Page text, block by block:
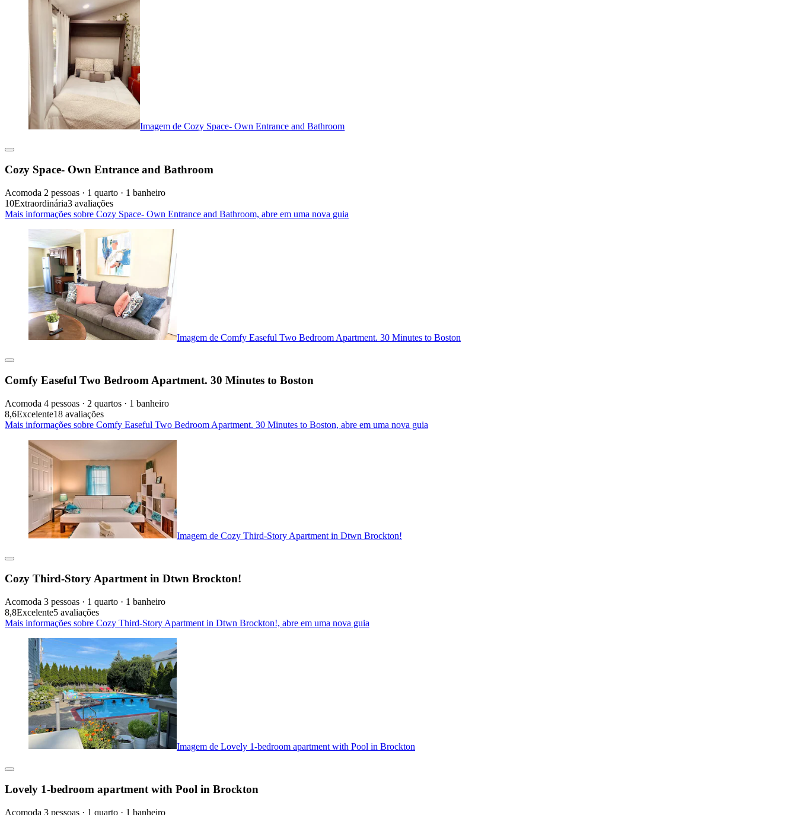
Imagem de Cozy Space- Own Entrance and Bathroom
Cozy Space- Own Entrance and Bathroom
Acomoda 2 pessoas · 1 quarto · 1 banheiro
10Extraordinária3 avaliações
Mais informações sobre Cozy Space- Own Entrance and Bathroom, abre em uma nova guia
Imagem de Comfy Easeful Two Bedroom Apartment. 30 Minutes to Boston
Comfy Easeful Two Bedroom Apartment. 30 Minutes to Boston
Acomoda 4 pessoas · 2 quartos · 1 banheiro
8,6Excelente18 avaliações
Mais informações sobre Comfy Easeful Two Bedroom Apartment. 30 Minutes to Boston, abre em uma nova guia
Imagem de Cozy Third-Story Apartment in Dtwn Brockton!
Cozy Third-Story Apartment in Dtwn Brockton!
Acomoda 3 pessoas · 1 quarto · 1 banheiro
8,8Excelente5 avaliações
Mais informações sobre Cozy Third-Story Apartment in Dtwn Brockton!, abre em uma nova guia
Imagem de Lovely 1-bedroom apartment with Pool in Brockton
Lovely 1-bedroom apartment with Pool in Brockton
Acomoda 3 pessoas · 1 quarto · 1 banheiro